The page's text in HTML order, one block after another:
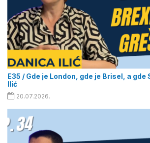
E35 / Gde je London, gde je Brisel, a gde
Ilić
20.07.2026.